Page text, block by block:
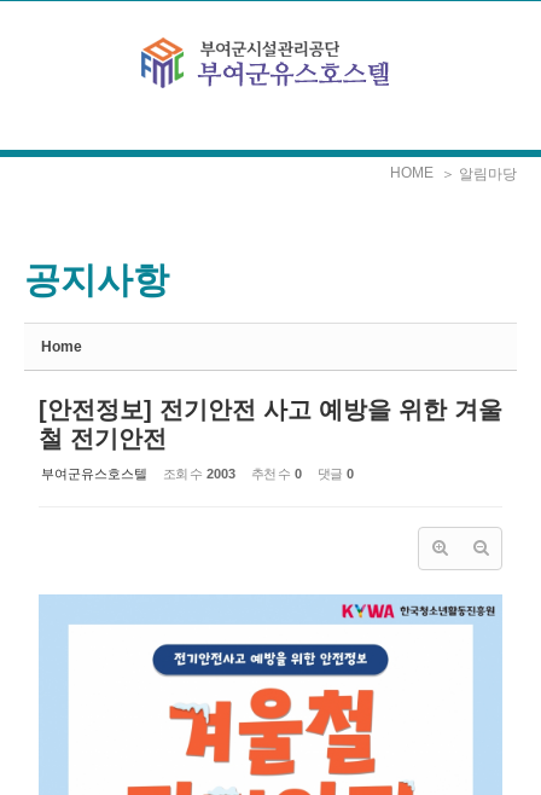
HOME ＞ 알림마당
공지사항
Home
[안전정보] 전기안전 사고 예방을 위한 겨울
철 전기안전
부여군유스호스텔 조회 수 2003 추천 수 0 댓글 0